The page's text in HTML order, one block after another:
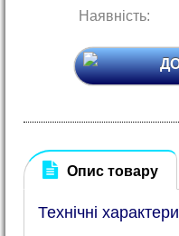
Наявність:
Опис товару
Технічні